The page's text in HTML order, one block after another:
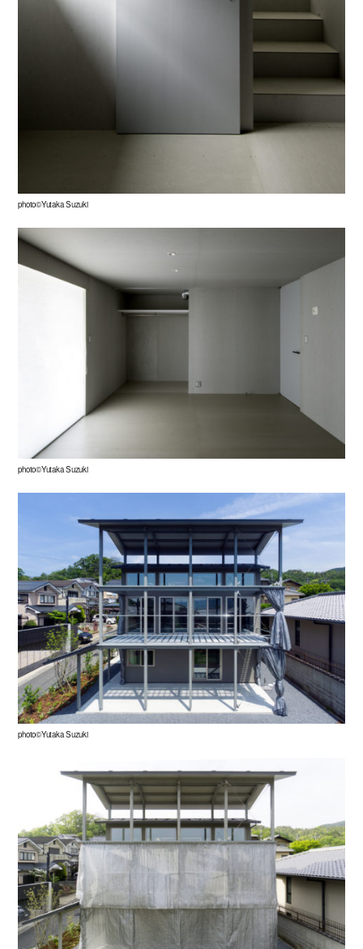
photo©Yutaka Suzuki
photo©Yutaka Suzuki
photo©Yutaka Suzuki